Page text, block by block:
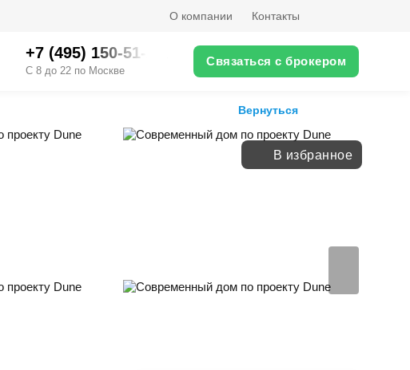
О компании Контакты
+7 (495) 150-51-XX
С 8 до 22 по Москве
Связаться с брокером
Вернуться
В избранное